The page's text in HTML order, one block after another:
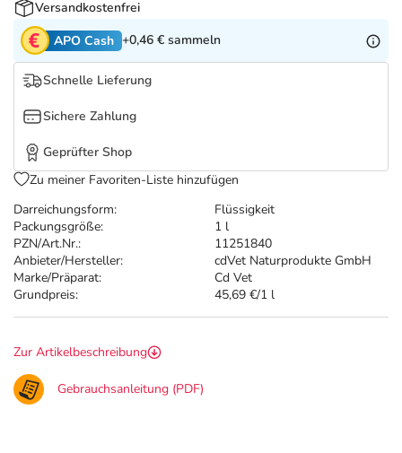
Tierapotheke
Vitamine & Mineralstoffe
Marken
Salus Deals
Darreichungsform:
Flüssigkeit
Packungsgröße:
1 l
PZN/Art.Nr.:
11251840
Anbieter/Hersteller:
cdVet Naturprodukte GmbH
Marke/Präparat:
Cd Vet
Grundpreis:
45,69 €/1 l
Versandkostenfrei
APO Cash +0,46 € sammeln
Schnelle Lieferung
Sichere Zahlung
Geprüfter Shop
Zu meiner Favoriten-Liste hinzufügen
Zur Artikelbeschreibung
Gebrauchsanleitung (PDF)